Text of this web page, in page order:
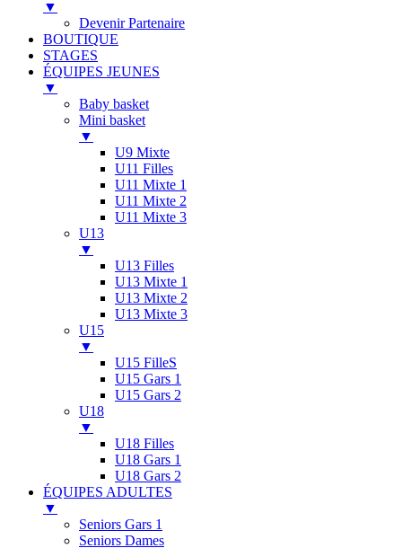
▼
Devenir Partenaire
BOUTIQUE
STAGES
ÉQUIPES JEUNES
▼
Baby basket
Mini basket
▼
U9 Mixte
U11 Filles
U11 Mixte 1
U11 Mixte 2
U11 Mixte 3
U13
▼
U13 Filles
U13 Mixte 1
U13 Mixte 2
U13 Mixte 3
U15
▼
U15 FilleS
U15 Gars 1
U15 Gars 2
U18
▼
U18 Filles
U18 Gars 1
U18 Gars 2
ÉQUIPES ADULTES
▼
Seniors Gars 1
Seniors Dames